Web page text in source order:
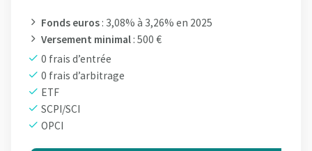
Fonds euros : 3,08% à 3,26% en 2025
Versement minimal : 500 €
0 frais d’entrée
0 frais d’arbitrage
ETF
SCPI/SCI
OPCI